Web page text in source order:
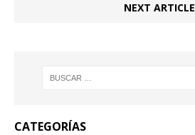
NEXT ARTICLE
CATEGORÍAS